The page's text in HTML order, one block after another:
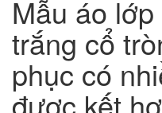
Mẫu áo
trắng cổ
phục có
được kết